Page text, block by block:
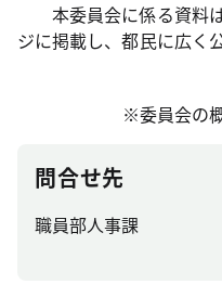
本委員会に係る資料
ジに掲載し、都民に広く
※委員会の
問合せ先
職員部人事課